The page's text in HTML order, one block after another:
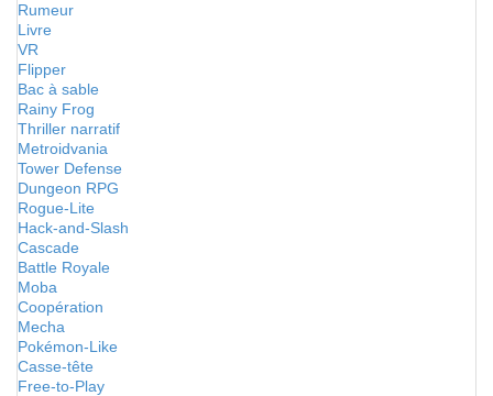
Rumeur
Livre
VR
Flipper
Bac à sable
Rainy Frog
Thriller narratif
Metroidvania
Tower Defense
Dungeon RPG
Rogue-Lite
Hack-and-Slash
Cascade
Battle Royale
Moba
Coopération
Mecha
Pokémon-Like
Casse-tête
Free-to-Play